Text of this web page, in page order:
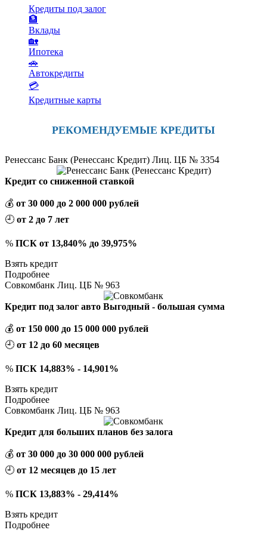
Кредиты под залог
🏦
Вклады
🏡
Ипотека
🚗
Автокредиты
💳
Кредитные карты
РЕКОМЕНДУЕМЫЕ КРЕДИТЫ
Ренессанс Банк (Ренессанс Кредит) Лиц. ЦБ № 3354
Кредит со сниженной ставкой
💰 от 30 000 до 2 000 000 рублей
🕘 от 2 до 7 лет
% ПСК от 13,840% до 39,975%
Взять кредит
Подробнее
Совкомбанк Лиц. ЦБ № 963
Кредит под залог авто Выгодный - большая сумма
💰 от 150 000 до 15 000 000 рублей
🕘 от 12 до 60 месяцев
% ПСК 14,883% - 14,901%
Взять кредит
Подробнее
Совкомбанк Лиц. ЦБ № 963
Кредит для больших планов без залога
💰 от 30 000 до 30 000 000 рублей
🕘 от 12 месяцев до 15 лет
% ПСК 13,883% - 29,414%
Взять кредит
Подробнее